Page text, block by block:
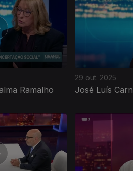
Ramalho
29 out. 2025
José Luís